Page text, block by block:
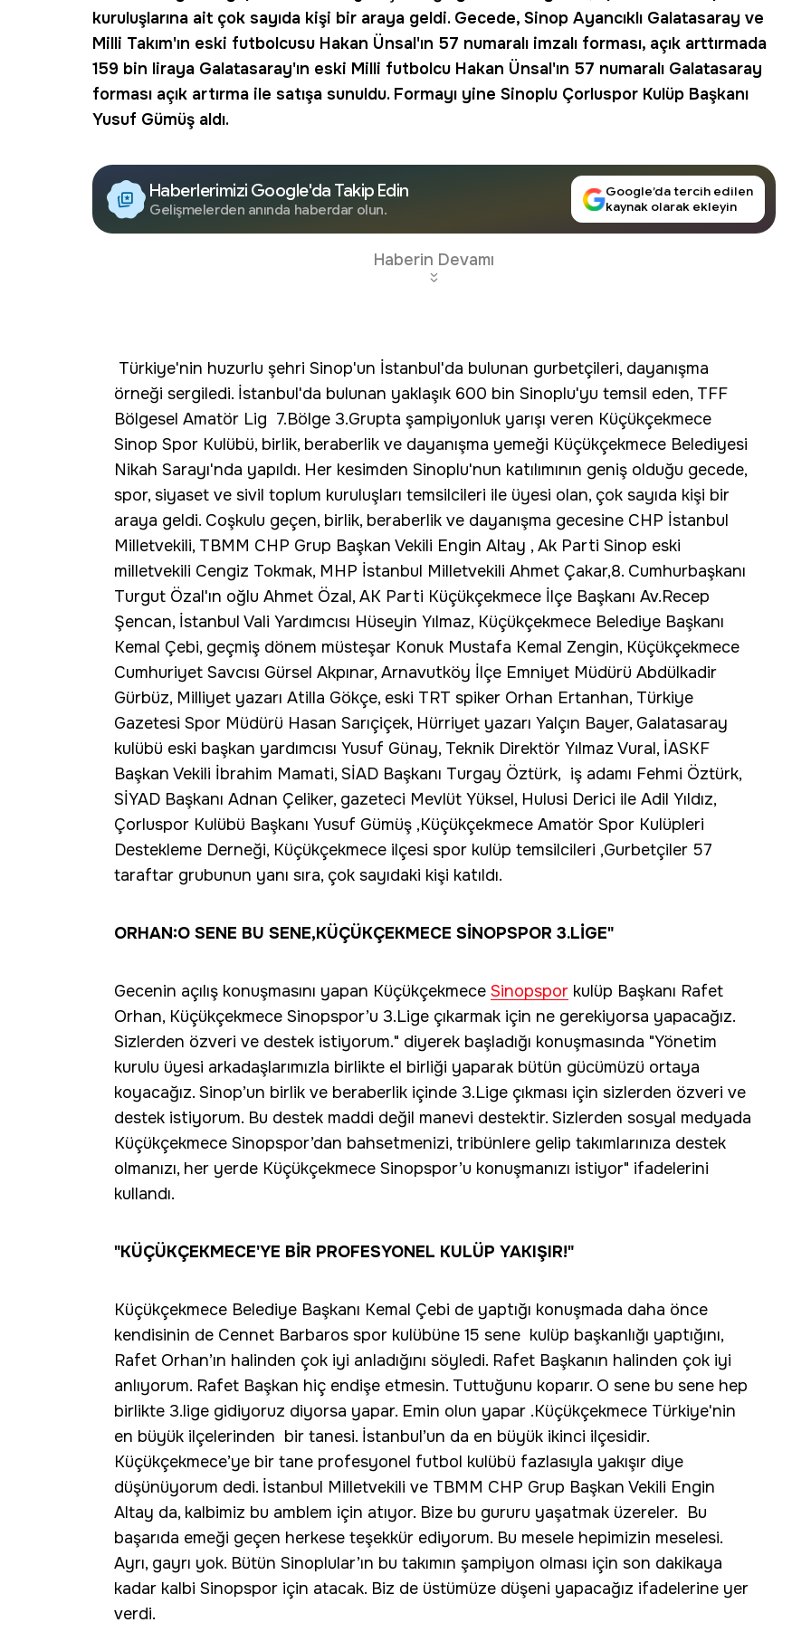
kuruluşlarına ait çok sayıda kişi bir araya geldi. Gecede, Sinop Ayancıklı Galatasaray ve
Milli Takım'ın eski futbolcusu Hakan Ünsal'ın 57 numaralı imzalı forması, açık arttırmada
159 bin liraya Galatasaray'ın eski Milli futbolcu Hakan Ünsal'ın 57 numaralı Galatasaray
forması açık artırma ile satışa sunuldu. Formayı yine Sinoplu Çorluspor Kulüp Başkanı
Yusuf Gümüş aldı.
Haberlerimizi Google'da Takip Edin
Gelişmelerden anında haberdar olun.
Google’da tercih edilen
kaynak olarak ekleyin
Haberin Devamı
Türkiye'nin huzurlu şehri Sinop'un İstanbul'da bulunan gurbetçileri, dayanışma
örneği sergiledi. İstanbul'da bulunan yaklaşık 600 bin Sinoplu'yu temsil eden, TFF
Bölgesel Amatör Lig 7.Bölge 3.Grupta şampiyonluk yarışı veren Küçükçekmece
Sinop Spor Kulübü, birlik, beraberlik ve dayanışma yemeği Küçükçekmece Belediyesi
Nikah Sarayı'nda yapıldı. Her kesimden Sinoplu'nun katılımının geniş olduğu gecede,
spor, siyaset ve sivil toplum kuruluşları temsilcileri ile üyesi olan, çok sayıda kişi bir
araya geldi. Coşkulu geçen, birlik, beraberlik ve dayanışma gecesine CHP İstanbul
Milletvekili, TBMM CHP Grup Başkan Vekili Engin Altay , Ak Parti Sinop eski
milletvekili Cengiz Tokmak, MHP İstanbul Milletvekili Ahmet Çakar,8. Cumhurbaşkanı
Turgut Özal'ın oğlu Ahmet Özal, AK Parti Küçükçekmece İlçe Başkanı Av.Recep
Şencan, İstanbul Vali Yardımcısı Hüseyin Yılmaz, Küçükçekmece Belediye Başkanı
Kemal Çebi, geçmiş dönem müsteşar Konuk Mustafa Kemal Zengin, Küçükçekmece
Cumhuriyet Savcısı Gürsel Akpınar, Arnavutköy İlçe Emniyet Müdürü Abdülkadir
Gürbüz, Milliyet yazarı Atilla Gökçe, eski TRT spiker Orhan Ertanhan, Türkiye
Gazetesi Spor Müdürü Hasan Sarıçiçek, Hürriyet yazarı Yalçın Bayer, Galatasaray
kulübü eski başkan yardımcısı Yusuf Günay, Teknik Direktör Yılmaz Vural, İASKF
Başkan Vekili İbrahim Mamati, SİAD Başkanı Turgay Öztürk, iş adamı Fehmi Öztürk,
SİYAD Başkanı Adnan Çeliker, gazeteci Mevlüt Yüksel, Hulusi Derici ile Adil Yıldız,
Çorluspor Kulübü Başkanı Yusuf Gümüş ,Küçükçekmece Amatör Spor Kulüpleri
Destekleme Derneği, Küçükçekmece ilçesi spor kulüp temsilcileri ,Gurbetçiler 57
taraftar grubunun yanı sıra, çok sayıdaki kişi katıldı.
ORHAN:O SENE BU SENE,KÜÇÜKÇEKMECE SİNOPSPOR 3.LİGE"
Gecenin açılış konuşmasını yapan Küçükçekmece Sinopspor kulüp Başkanı Rafet
Orhan, Küçükçekmece Sinopspor’u 3.Lige çıkarmak için ne gerekiyorsa yapacağız.
Sizlerden özveri ve destek istiyorum." diyerek başladığı konuşmasında "Yönetim
kurulu üyesi arkadaşlarımızla birlikte el birliği yaparak bütün gücümüzü ortaya
koyacağız. Sinop’un birlik ve beraberlik içinde 3.Lige çıkması için sizlerden özveri ve
destek istiyorum. Bu destek maddi değil manevi destektir. Sizlerden sosyal medyada
Küçükçekmece Sinopspor’dan bahsetmenizi, tribünlere gelip takımlarınıza destek
olmanızı, her yerde Küçükçekmece Sinopspor’u konuşmanızı istiyor" ifadelerini
kullandı.
"KÜÇÜKÇEKMECE'YE BİR PROFESYONEL KULÜP YAKIŞIR!"
Küçükçekmece Belediye Başkanı Kemal Çebi de yaptığı konuşmada daha önce
kendisinin de Cennet Barbaros spor kulübüne 15 sene kulüp başkanlığı yaptığını,
Rafet Orhan’ın halinden çok iyi anladığını söyledi. Rafet Başkanın halinden çok iyi
anlıyorum. Rafet Başkan hiç endişe etmesin. Tuttuğunu koparır. O sene bu sene hep
birlikte 3.lige gidiyoruz diyorsa yapar. Emin olun yapar .Küçükçekmece Türkiye'nin
en büyük ilçelerinden bir tanesi. İstanbul’un da en büyük ikinci ilçesidir.
Küçükçekmece’ye bir tane profesyonel futbol kulübü fazlasıyla yakışır diye
düşünüyorum dedi. İstanbul Milletvekili ve TBMM CHP Grup Başkan Vekili Engin
Altay da, kalbimiz bu amblem için atıyor. Bize bu gururu yaşatmak üzereler. Bu
başarıda emeği geçen herkese teşekkür ediyorum. Bu mesele hepimizin meselesi.
Ayrı, gayrı yok. Bütün Sinoplular’ın bu takımın şampiyon olması için son dakikaya
kadar kalbi Sinopspor için atacak. Biz de üstümüze düşeni yapacağız ifadelerine yer
verdi.